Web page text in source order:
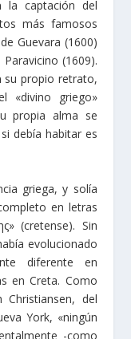
captación del
más famosos
Guevara (1600)
(1609).
su propio retrato,
«divino griego»
propia alma se
debía habitar es
griega, y solía
en letras
(cretense). Sin
evolucionado
diferente en
en Creta. Como
del
York, «ningún
-como